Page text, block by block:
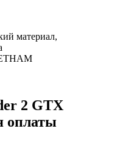
материал,
2 GTX
оплаты